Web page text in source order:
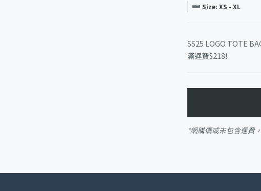
Size: XS - XL
SS25 LOGO TOTE
滿運費$218!
*網購價或未包含運費